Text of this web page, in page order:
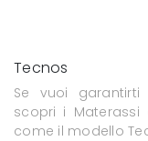
Tecnos
Se vuoi
scopri i
come il modello